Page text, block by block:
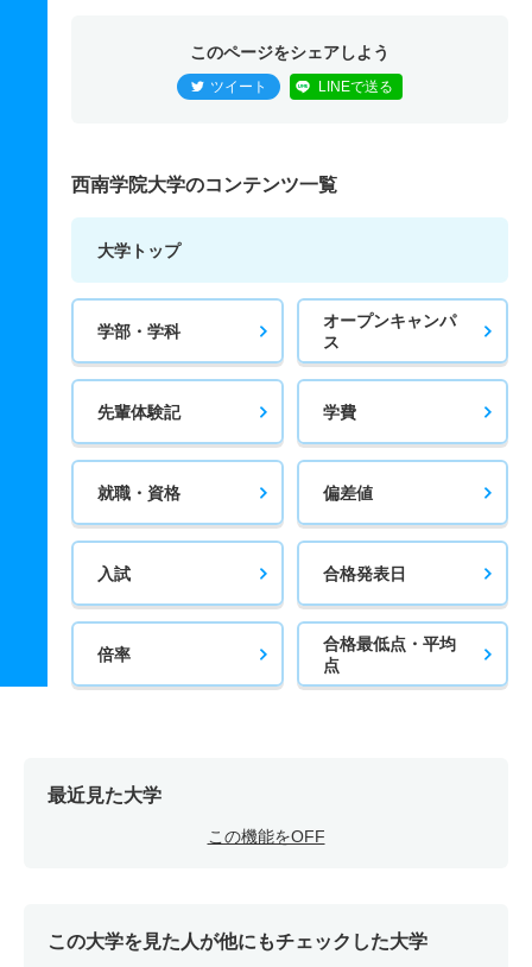
このページをシェアしよう
ツイート LINEで送る
西南学院大学のコンテンツ一覧
大学トップ
学部・学科
オープンキャンパ
ス
先輩体験記 学費
就職・資格 偏差値
入試 合格発表日
倍率
合格最低点・平均
点
最近見た大学
この機能をOFF
この大学を見た人が他にもチェックした大学